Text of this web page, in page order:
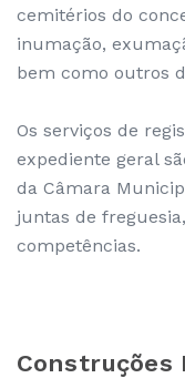
cemitérios do
inumação,
bem como outros
Os serviços de
expediente geral
da Câmara
juntas de
competências.
Construções